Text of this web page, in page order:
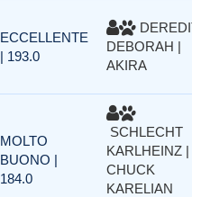
ECCELLENTE
| 193.0
DEBORAH |
AKIRA
MOLTO
BUONO |
184.0
SCHLECHT
KARLHEINZ |
CHUCK
KARELIAN